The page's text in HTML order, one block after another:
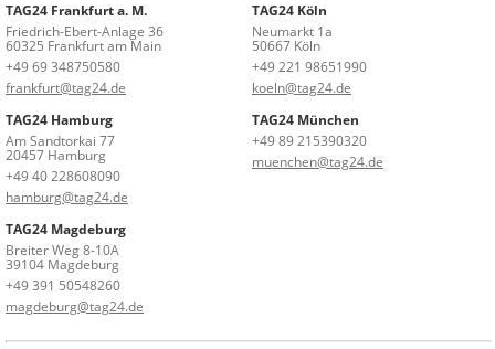
TAG24 Frankfurt a. M.
Friedrich-Ebert-Anlage 36
60325 Frankfurt am Main
+49 69 348750580
frankfurt@tag24.de
TAG24 Köln
Neumarkt 1a
50667 Köln
+49 221 98651990
koeln@tag24.de
TAG24 Hamburg
Am Sandtorkai 77
20457 Hamburg
+49 40 228608090
hamburg@tag24.de
TAG24 München
+49 89 215390320
muenchen@tag24.de
TAG24 Magdeburg
Breiter Weg 8-10A
39104 Magdeburg
+49 391 50548260
magdeburg@tag24.de